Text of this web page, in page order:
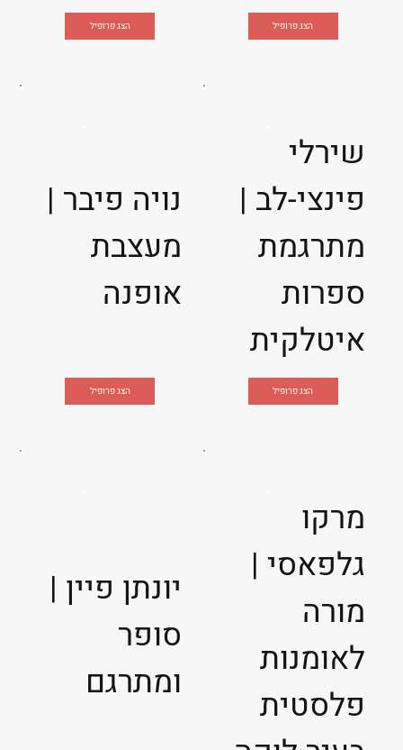
הצג פרופיל הצג פרופיל
נויה פיבר |
מעצבת
אופנה
הצג פרופיל
שירלי
פינצי-לב |
מתרגמת
ספרות
איטלקית
הצג פרופיל
יונתן פיין |
סופר
ומתרגם
מרקו
גלפאסי |
מורה
לאומנות
פלסטית